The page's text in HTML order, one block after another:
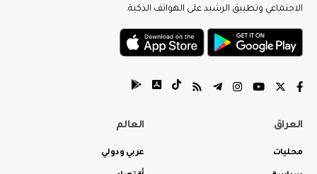
الاجتماعي وتطبيق الرشيد على الهواتف الذكية.
العراق
محليات
العالم
عربي ودولي